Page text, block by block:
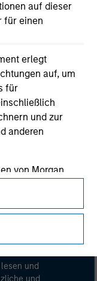
auf dieser
für einen
erlegt
auf, um
für
und zur
anderen
von Morgan
haftet, die
Informationen
Angaben
Erklärungen
mit
verstanden habe.
und
und